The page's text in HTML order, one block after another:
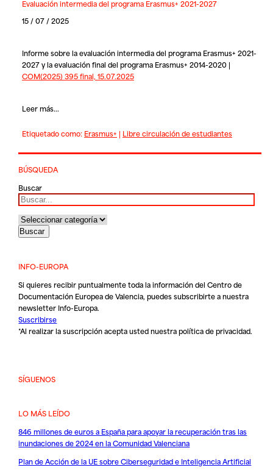
Evaluación intermedia del programa Erasmus+ 2021-2027
15 / 07 / 2025
Informe sobre la evaluación intermedia del programa Erasmus+ 2021-
2027 y la evaluación final del programa Erasmus+ 2014-2020 |
COM(2025) 395 final, 15.07.2025
Leer más...
Etiquetado como: Erasmus+ | Libre circulación de estudiantes
BÚSQUEDA
Buscar
INFO-EUROPA
Si quieres recibir puntualmente toda la información del Centro de
Documentación Europea de Valencia, puedes subscribirte a nuestra
newsletter Info-Europa.
Suscribirse
*Al realizar la suscripción acepta usted nuestrapolítica de privacidad.
SÍGUENOS
LO MÁS LEÍDO
846 millones de euros a España para apoyar la recuperación tras las
inundaciones de 2024 en la Comunidad Valenciana
Plan de Acción de la UE sobre Ciberseguridad e Inteligencia Artificial